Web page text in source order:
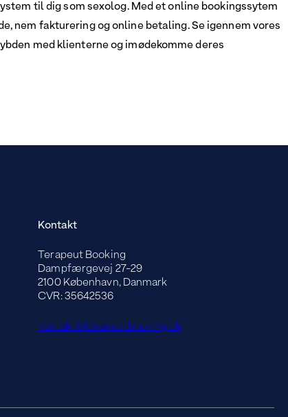
til dig som sexolog. Med et online bookingssytem
nem fakturering og online betaling. Se igennem vores
med klienterne og imødekomme deres
Kontakt
Terapeut Booking
Dampfærgevej 27-29
2100 København, Danmark
CVR: 35642536
kontakt@terapeutbooking.dk